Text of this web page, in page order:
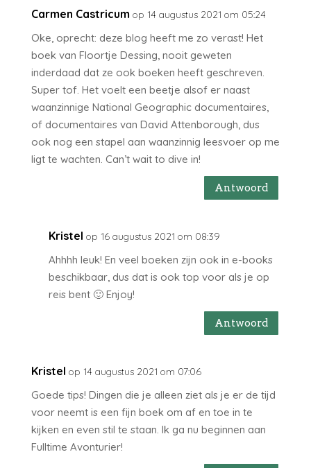
Carmen Castricum op 14 augustus 2021 om 05:24
Oke, oprecht: deze blog heeft me zo verast! Het
boek van Floortje Dessing, nooit geweten
inderdaad dat ze ook boeken heeft geschreven.
Super tof. Het voelt een beetje alsof er naast
waanzinnige National Geographic documentaires,
of documentaires van David Attenborough, dus
ook nog een stapel aan waanzinnig leesvoer op me
ligt te wachten. Can’t wait to dive in!
Antwoord
Kristel op 16 augustus 2021 om 08:39
Ahhhh leuk! En veel boeken zijn ook in e-books
beschikbaar, dus dat is ook top voor als je op
reis bent 🙂 Enjoy!
Antwoord
Kristel op 14 augustus 2021 om 07:06
Goede tips! Dingen die je alleen ziet als je er de tijd
voor neemt is een fijn boek om af en toe in te
kijken en even stil te staan. Ik ga nu beginnen aan
Fulltime Avonturier!